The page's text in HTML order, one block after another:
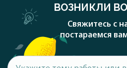
ВОЗНИКЛИ
Свяжитесь с
постараемся